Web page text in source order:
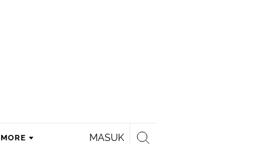
MASUK
MORE